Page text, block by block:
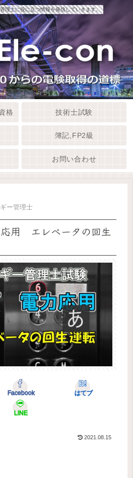
理士に役に立つ情報を発信していきます。
格 技術士試験
簿記,FP2級
お問い合わせ
ー管理士
用 エレベータの回生
Facebook はてブ
LINE
2021.08.15